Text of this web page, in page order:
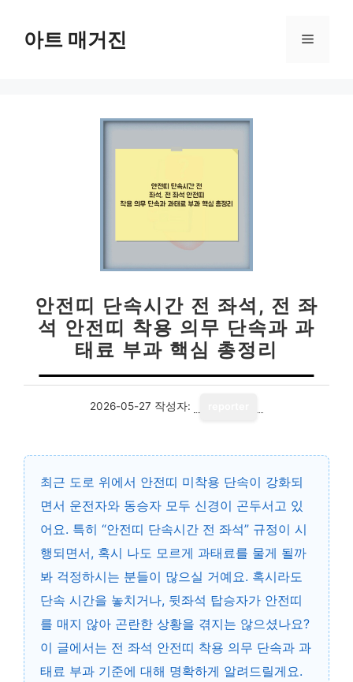
아트 매거진 메
안전띠 단속시간 전 좌석, 전 좌
석 안전띠 착용 의무 단속과 과
태료 부과 핵심 총정리
2026-05-27 작성자:
최근 도로 위에서 안전띠 미착용 단속이 강화되
면서 운전자와 동승자 모두 신경이 곤두서고 있
어요. 특히 “안전띠 단속시간 전 좌석” 규정이 시
행되면서, 혹시 나도 모르게 과태료를 물게 될까
봐 걱정하시는 분들이 많으실 거예요. 혹시라도
단속 시간을 놓치거나, 뒷좌석 탑승자가 안전띠
를 매지 않아 곤란한 상황을 겪지는 않으셨나요?
이 글에서는 전 좌석 안전띠 착용 의무 단속과 과
태료 부과 기준에 대해 명확하게 알려드릴게요.